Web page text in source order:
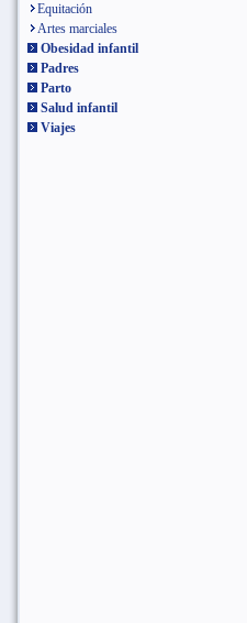
Equitación
Artes marciales
Obesidad infantil
Padres
Parto
Salud infantil
Viajes